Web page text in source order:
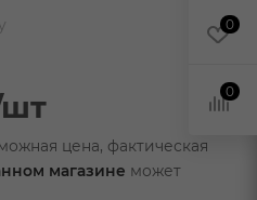
цена, фактическая
магазине может
0
0